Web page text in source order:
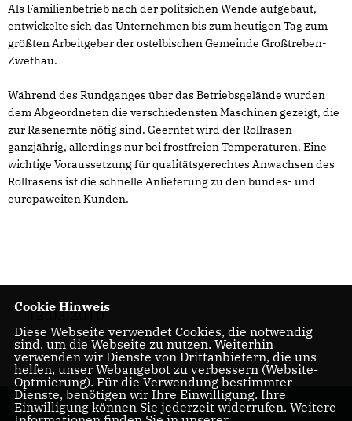
Als Familienbetrieb nach der politsichen Wende aufgebaut,
entwickelte sich das Unternehmen bis zum heutigen Tag zum
größten Arbeitgeber der ostelbischen Gemeinde Großtreben-
Zwethau.
Während des Rundganges über das Betriebsgelände wurden
dem Abgeordneten die verschiedensten Maschinen gezeigt, die
zur Rasenernte nötig sind. Geerntet wird der Rollrasen
ganzjährig, allerdings nur bei frostfreien Temperaturen. Eine
wichtige Voraussetzung für qualitätsgerechtes Anwachsen des
Rollrasens ist die schnelle Anlieferung zu den bundes- und
europaweiten Kunden.
12.03.2010
Cookie Hinweis
Diese Webseite verwendet Cookies, die notwendig
sind, um die Webseite zu nutzen. Weiterhin
verwenden wir Dienste von Drittanbietern, die uns
helfen, unser Webangebot zu verbessern (Website-
Optmierung). Für die Verwendung bestimmter
Dienste, benötigen wir Ihre Einwilligung. Ihre
Einwilligung können Sie jederzeit widerrufen. Weitere